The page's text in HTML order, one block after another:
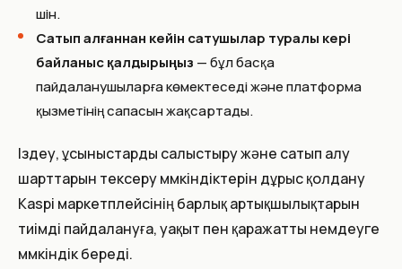
үшін.
Сатып алғаннан кейін сатушылар туралы кері
байланыс қалдырыңыз — бұл басқа
пайдаланушыларға көмектеседі және платформа
қызметінің сапасын жақсартады.
Іздеу, ұсыныстарды салыстыру және сатып алу
шарттарын тексеру мүмкіндіктерін дұрыс қолдану
Kaspi маркетплейсінің барлық артықшылықтарын
тиімді пайдалануға, уақыт пен қаражатты үнемдеуге
мүмкіндік береді.